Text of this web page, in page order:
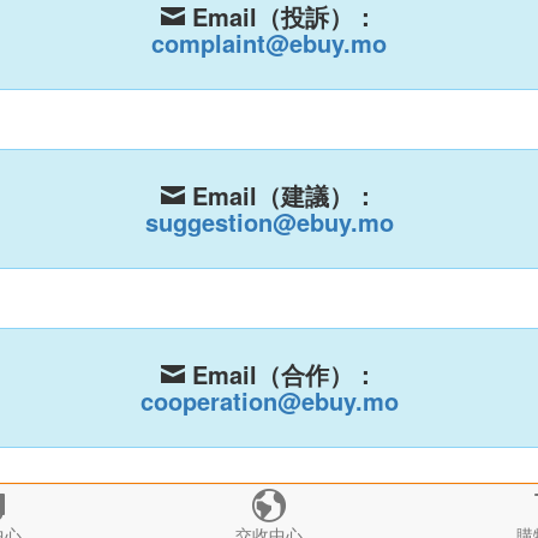

 Email（投訴）：
complaint@ebuy.mo
 Email（建議）：
suggestion@ebuy.mo
 Email（合作）：
cooperation@ebuy.mo